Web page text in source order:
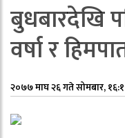
बुधबारदेखि
वर्षा र
२०७७ माघ २६ गते सोमबार,